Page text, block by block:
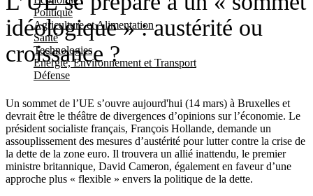
Politique
Agriculture et Alimentation
Santé
Technologies
Energie, Environnement et Transport
Défense
idéologique » : austérité ou
croissance ?
Un sommet de l’UE s’ouvre aujourd'hui (14 mars) à Bruxelles et
devrait être le théâtre de divergences d’opinions sur l’économie. Le
président socialiste français, François Hollande, demande un
assouplissement des mesures d’austérité pour lutter contre la crise de
la dette de la zone euro. Il trouvera un allié inattendu, le premier
ministre britannique, David Cameron, également en faveur d’une
approche plus « flexible » envers la politique de la dette.